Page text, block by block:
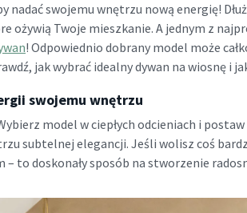
nadać swojemu wnętrzu nową energię!
ożywią Twoje mieszkanie. A jednym z
! Odpowiednio dobrany model może
jak wybrać idealny dywan na wiosnę i
swojemu wnętrzu
model w ciepłych odcieniach i postaw
subtelnej elegancji. Jeśli wolisz coś
– to doskonały sposób na stworzenie